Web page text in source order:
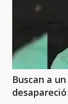
Buscan a